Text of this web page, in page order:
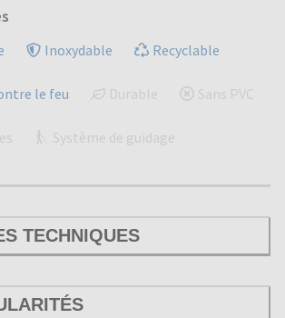
Inoxydable Recyclable
le feu Durable Sans PVC
Système de guidage
TECHNIQUES